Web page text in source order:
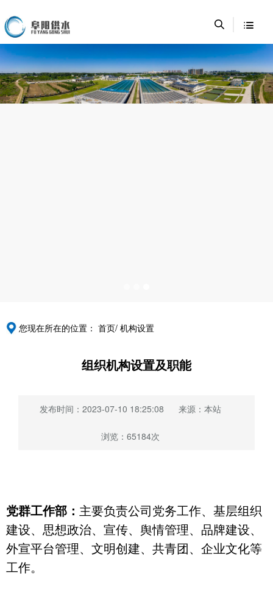
您现在所在的位置： 首页/ 机构设置
组织机构设置及职能
发布时间：2023-07-10 18:25:08 来源：本站
浏览：65184次
党群工作部： 主要负责公司党务工作、基层组织
建设、思想政治、宣传、舆情管理、品牌建设、
外宣平台管理、文明创建、共青团、企业文化等
工作。